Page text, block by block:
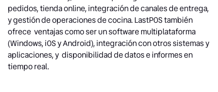
pedidos, tienda online, integración de canales de entrega,
y gestión de operaciones de cocina. LastPOS también
ofrece ventajas como ser un software multiplataforma
(Windows, iOS y Android), integración con otros sistemas y
aplicaciones, y disponibilidad de datos e informes en
tiempo real.